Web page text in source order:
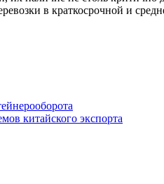
в краткосрочной и
китайского экспорта